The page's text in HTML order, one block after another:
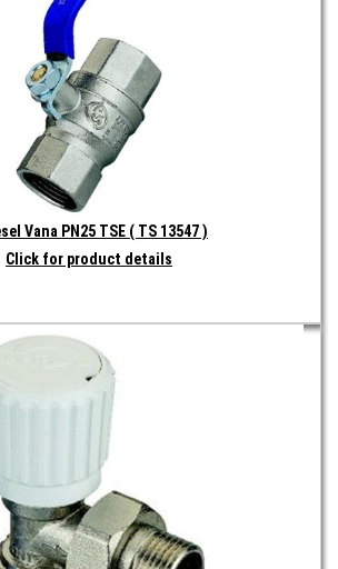
Vana PN25 TSE ( TS 13547 )
Click for product details